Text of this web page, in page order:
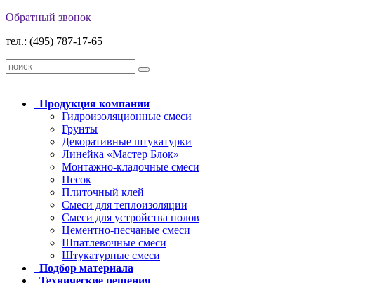
Обратный звонок
тел.: (495) 787-17-65
Продукция компании
Гидроизоляционные смеси
Грунты
Декоративные штукатурки
Линейка «Мастер Блок»
Монтажно-кладочные смеси
Песок
Плиточный клей
Смеси для теплоизоляции
Смеси для устройства полов
Цементно-песчаные смеси
Шпатлевочные смеси
Штукатурные смеси
Подбор материала
Технические решения